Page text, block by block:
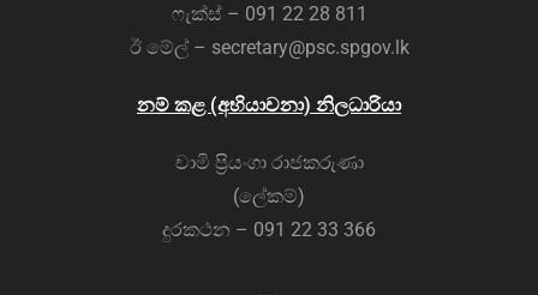
ෆැක්ස් – 091 22 28 811
ඊ මේල් – secretary@psc.spgov.lk
නම් කළ (අභියාචනා) නිලධාරියා
චාමි ප්‍රියංගා රාජකරුණා
(ලේකම්)
දුරකථන – 091 22 33 366